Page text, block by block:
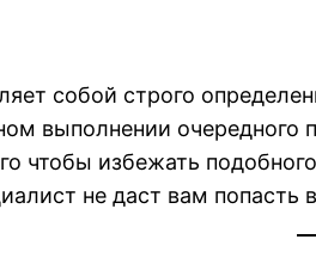
собой строго
выполнении
чтобы избежать
не даст вам